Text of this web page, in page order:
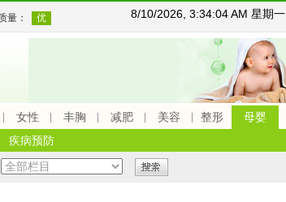
8/10/2026, 3:34:05 AM 星期一
女性 丰胸 减肥 美容 整形 母婴
疾病预防